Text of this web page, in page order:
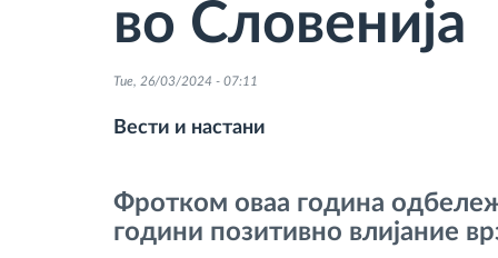
Управување со горивото
Автоматска идентификација на
во Словенија
Tue, 26/03/2024 - 07:11
Вести и настани
Фротком оваа година
години позитивно влијание